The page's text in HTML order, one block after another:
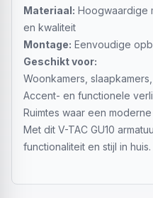
Materiaal: Hoogwaardige
en kwaliteit
Montage: Eenvoudige
Geschikt voor:
Woonkamers,
Accent- en functionele
Ruimtes waar een
Met dit V-TAC GU10
functionaliteit en stijl in huis.